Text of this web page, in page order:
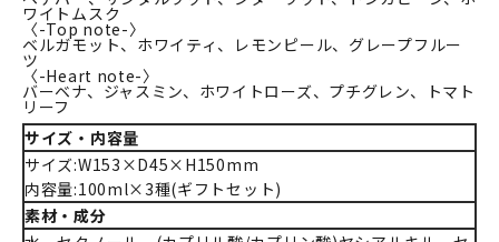
ワイトムスク
〈-Top note-〉
ベルガモット、ホワイティ、レモンピール、グレープフルー
ツ
〈-Heart note-〉
バーベナ、ジャスミン、ホワイトローズ、プチグレン、トマト
リーフ
サイズ・内容量
サイズ:W153×D45×H150mm
内容量:100ml×3種(ギフトセット)
素材・成分